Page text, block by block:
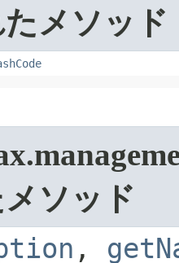
メソッド
ソッド
,